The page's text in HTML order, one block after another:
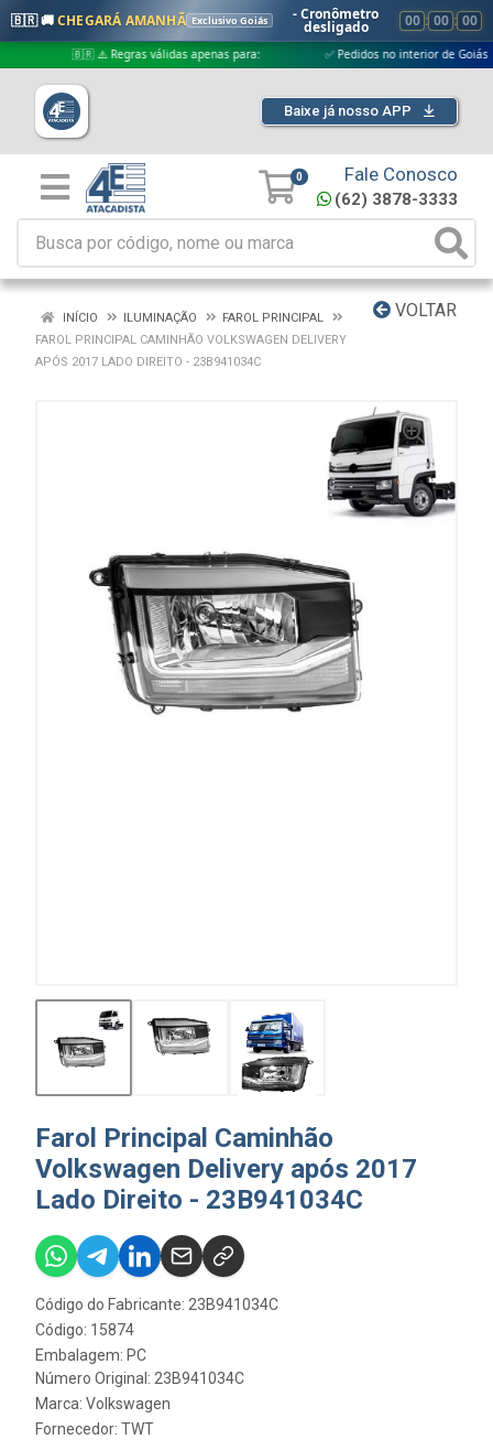
🇧🇷 🚚CHEGARÁ AMANHÃ Exclusivo Goiás - Cronômetro
desligado 00 : 00 : 00
🇧🇷 ⚠️ Regras válidas apenas para: ✅ Pedidos no interior de Goiás
Baixe já nosso APP
0 Fale Conosco
(62) 3878-3333
VOLTAR
INÍCIO ILUMINAÇÃO
FAROL PRINCIPAL
FAROL PRINCIPAL CAMINHÃO VOLKSWAGEN DELIVERY
APÓS 2017 LADO DIREITO - 23B941034C
Farol Principal Caminhão
Volkswagen Delivery após 2017
Lado Direito - 23B941034C
Código do Fabricante: 23B941034C
Código: 15874
Embalagem: PC
Número Original: 23B941034C
Marca: Volkswagen
Fornecedor: TWT